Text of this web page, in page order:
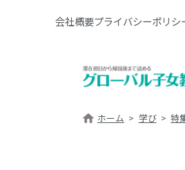
会社概要プライバシーポリシ
ホーム 学び 特